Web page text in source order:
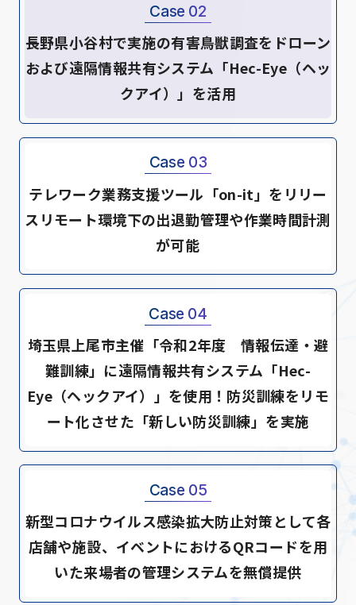
Case 02
長野県小谷村で実施の有害鳥獣調査をドローン
および遠隔情報共有システム「Hec-Eye（ヘッ
クアイ）」を活用
Case 03
テレワーク業務支援ツール「on-it」をリリー
スリモート環境下の出退勤管理や作業時間計測
が可能
Case 04
埼玉県上尾市主催「令和2年度 情報伝達・避
難訓練」に遠隔情報共有システム「Hec-
Eye（ヘックアイ）」を使用！防災訓練をリモ
ート化させた「新しい防災訓練」を実施
Case 05
新型コロナウイルス感染拡大防止対策として各
店舗や施設、イベントにおけるQRコードを用
いた来場者の管理システムを無償提供